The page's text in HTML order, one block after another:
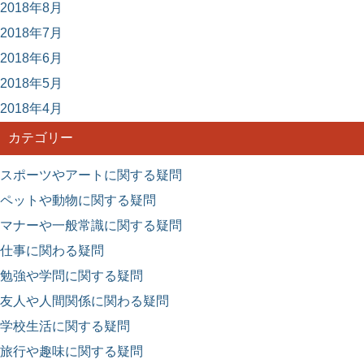
2018年8月
2018年7月
2018年6月
2018年5月
2018年4月
カテゴリー
スポーツやアートに関する疑問
ペットや動物に関する疑問
マナーや一般常識に関する疑問
仕事に関わる疑問
勉強や学問に関する疑問
友人や人間関係に関わる疑問
学校生活に関する疑問
旅行や趣味に関する疑問